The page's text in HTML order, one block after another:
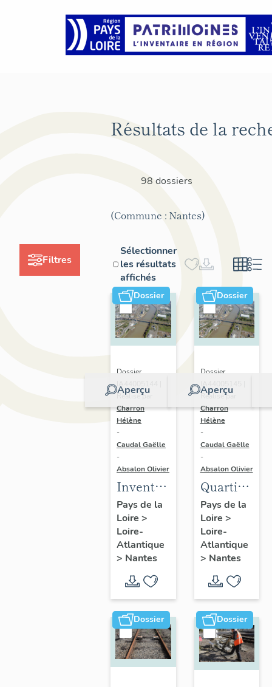
Filtres
Résultats de la
98 dossiers
(Commune : Nantes)
Sélectionner
les résultats
affichés
Dossier
Aperçu
Dossier
Réalisé par
Charron
Hélène
-
Caudal Gaëlle
-
Absalon Olivier
Inventaire
du
quartier
du Bas-
Chantenay
présentation
de
l'opération
Pays de la
Loire >
Loire-
Atlantique
> Nantes
Dossier
Aperçu
Dossier
Réalisé par
Charron
Hélène
-
Caudal Gaëlle
-
Absalon Olivier
Quartier
du Bas-
Chantenay
:
de l'aire
d'étude
Pays de la
Loire >
Loire-
Atlantique
> Nantes
Dossier Dossier